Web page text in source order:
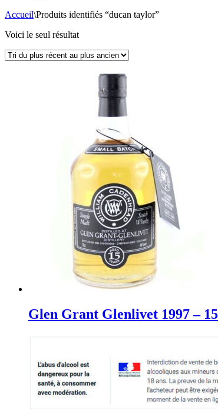
Accueil\Produits identifiés “ducan taylor”
Voici le seul résultat
Glen Grant Glenlivet 1997 –